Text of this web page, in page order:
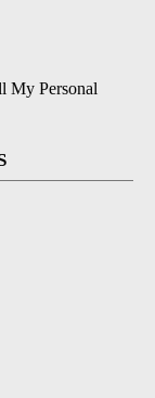
My Personal